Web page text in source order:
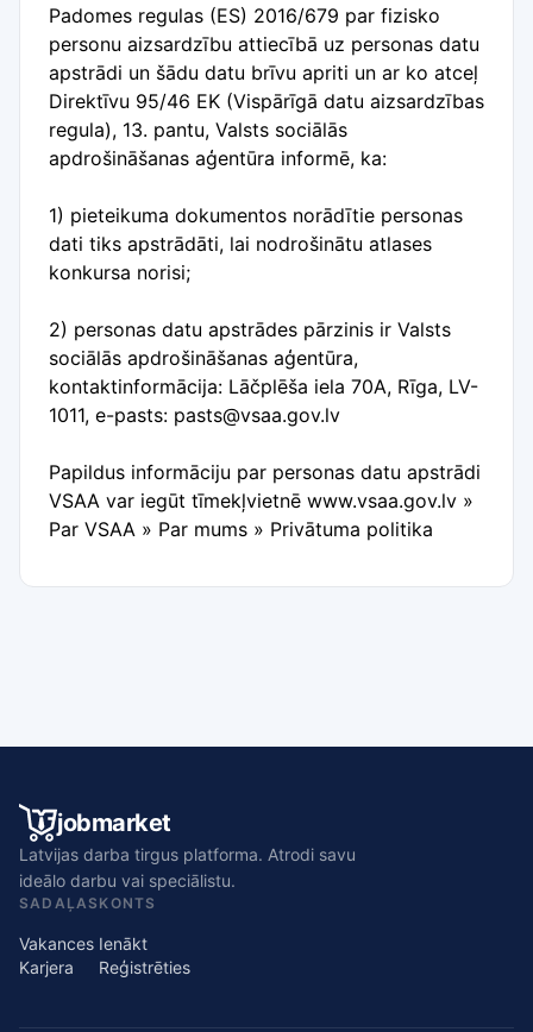
Padomes regulas (ES) 2016/679 par fizisko
personu aizsardzību attiecībā uz personas datu
apstrādi un šādu datu brīvu apriti un ar ko atceļ
Direktīvu 95/46 EK (Vispārīgā datu aizsardzības
regula), 13. pantu, Valsts sociālās
apdrošināšanas aģentūra informē, ka:
1) pieteikuma dokumentos norādītie personas
dati tiks apstrādāti, lai nodrošinātu atlases
konkursa norisi;
2) personas datu apstrādes pārzinis ir Valsts
sociālās apdrošināšanas aģentūra,
kontaktinformācija: Lāčplēša iela 70A, Rīga, LV-
1011, e-pasts: pasts@vsaa.gov.lv
Papildus informāciju par personas datu apstrādi
VSAA var iegūt tīmekļvietnē www.vsaa.gov.lv »
Par VSAA » Par mums » Privātuma politika
jobmarket
Latvijas darba tirgus platforma. Atrodi savu
ideālo darbu vai speciālistu.
SADAĻAS
Vakances
Karjera
KONTS
Ienākt
Reģistrēties